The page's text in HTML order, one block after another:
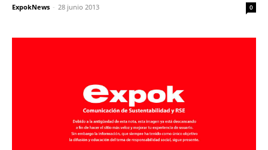
ExpokNews - 28 junio 2013 0